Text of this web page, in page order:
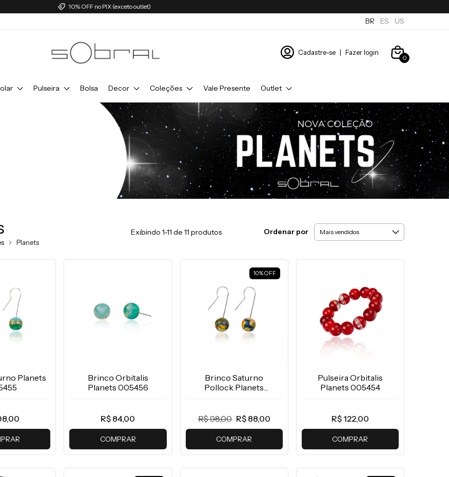
10% OFF no PIX (exceto outlet)
BR ES US
Cadastre-se | Fazer login
0
Pulseira Bolsa Decor Coleções Vale Presente Outlet
Planets
Exibindo 1-11 de 11 produtos Ordenar por
Planets
Brinco Orbitalis
Planets 005456
R$ 84,00
COMPRAR
10%OFF
Brinco Saturno
Pollock Planets
R$ 98,00 R$ 88,00
COMPRAR
Pulseira Orbitalis
Planets 005454
R$ 122,00
COMPRAR